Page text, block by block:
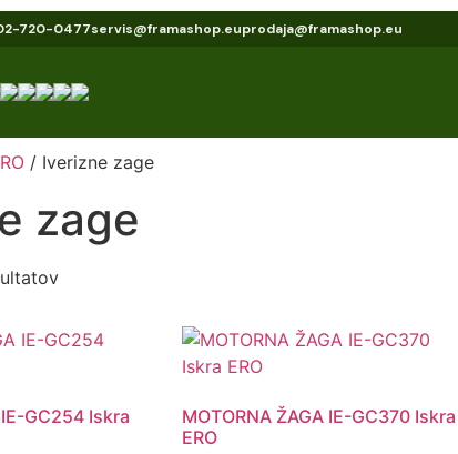
720-0477servis@framashop.euprodaja@framashop.eu
/ Iverizne zage
zage
GC254 Iskra
MOTORNA ŽAGA IE-GC370 Iskra
ERO